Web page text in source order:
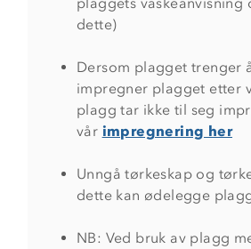
dette)
Dersom plagget trenger
impregner plagget etter
plagg tar ikke til seg
vår impregnering her
Unngå tørkeskap og
dette kan ødelegge
NB: Ved bruk av plagg